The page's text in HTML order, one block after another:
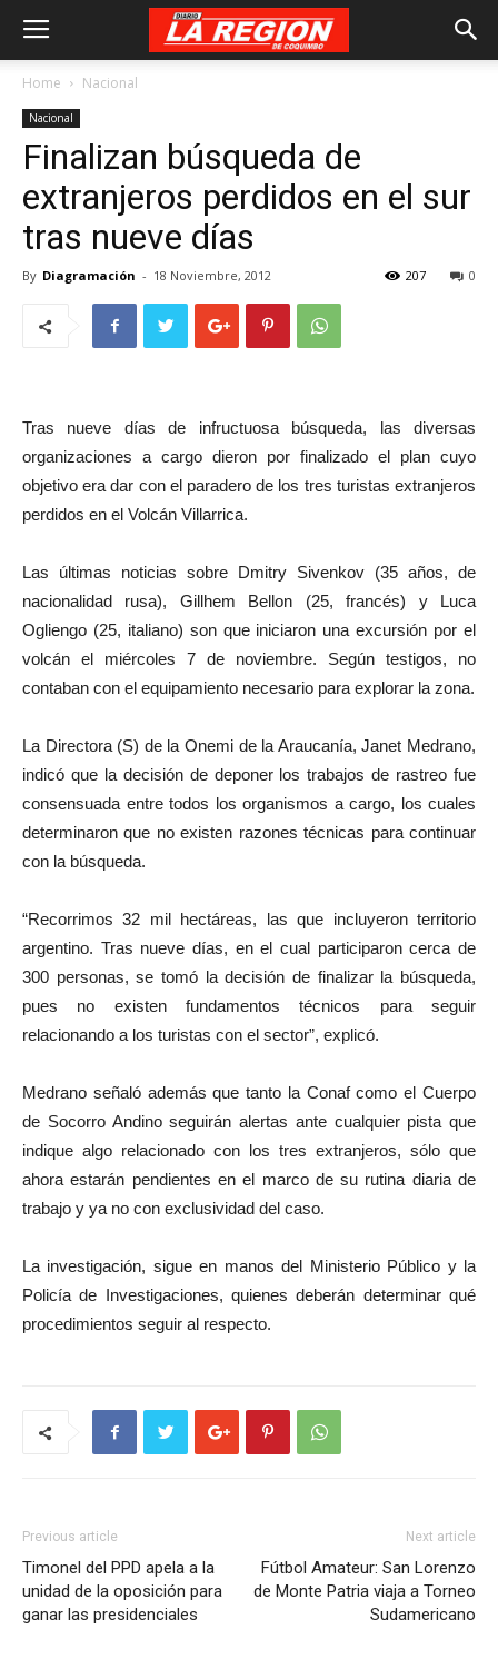
Home Nacional
Nacional
Finalizan búsqueda de
extranjeros perdidos en el sur
tras nueve días
By Diagramación - 18 Noviembre, 2012 0
207
Tras nueve días de infructuosa búsqueda, las diversas
organizaciones a cargo dieron por finalizado el plan cuyo
objetivo era dar con el paradero de los tres turistas extranjeros
perdidos en el Volcán Villarrica.
Las últimas noticias sobre Dmitry Sivenkov (35 años, de
nacionalidad rusa), Gillhem Bellon (25, francés) y Luca
Ogliengo (25, italiano) son que iniciaron una excursión por el
volcán el miércoles 7 de noviembre. Según testigos, no
contaban con el equipamiento necesario para explorar la zona.
La Directora (S) de la Onemi de la Araucanía, Janet Medrano,
indicó que la decisión de deponer los trabajos de rastreo fue
consensuada entre todos los organismos a cargo, los cuales
determinaron que no existen razones técnicas para continuar
con la búsqueda.
“Recorrimos 32 mil hectáreas, las que incluyeron territorio
argentino. Tras nueve días, en el cual participaron cerca de
300 personas, se tomó la decisión de finalizar la búsqueda,
pues no existen fundamentos técnicos para seguir
relacionando a los turistas con el sector”, explicó.
Medrano señaló además que tanto la Conaf como el Cuerpo
de Socorro Andino seguirán alertas ante cualquier pista que
indique algo relacionado con los tres extranjeros, sólo que
ahora estarán pendientes en el marco de su rutina diaria de
trabajo y ya no con exclusividad del caso.
La investigación, sigue en manos del Ministerio Público y la
Policía de Investigaciones, quienes deberán determinar qué
procedimientos seguir al respecto.
Previous article
Timonel del PPD apela a la
unidad de la oposición para
ganar las presidenciales
Next article
Fútbol Amateur: San Lorenzo
de Monte Patria viaja a Torneo
Sudamericano